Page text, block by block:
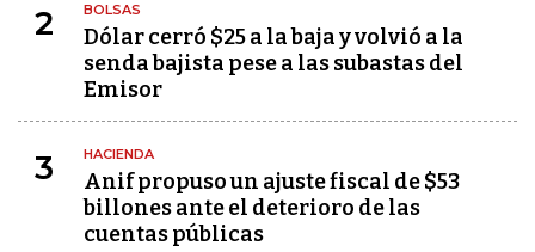
2 BOLSAS
Dólar cerró $25 a la baja y volvió a la
senda bajista pese a las subastas del
Emisor
3 HACIENDA
Anif propuso un ajuste fiscal de $53
billones ante el deterioro de las
cuentas públicas